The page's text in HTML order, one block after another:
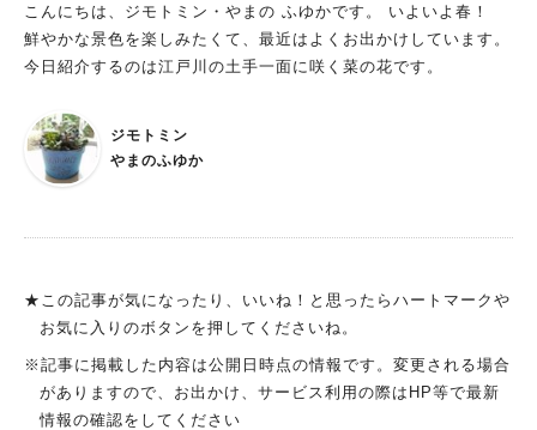
こんにちは、ジモトミン・やまの ふゆかです。 いよいよ春！
鮮やかな景色を楽しみたくて、最近はよくお出かけしています。
今日紹介するのは江戸川の土手一面に咲く菜の花です。
ジモトミン
やまのふゆか
★この記事が気になったり、いいね！と思ったらハートマークや
お気に入りのボタンを押してくださいね。
※記事に掲載した内容は公開日時点の情報です。変更される場合
がありますので、お出かけ、サービス利用の際はHP等で最新
情報の確認をしてください